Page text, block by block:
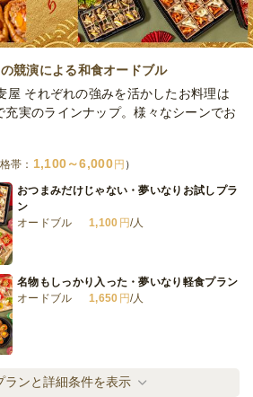
炭酸飲料2本セット
ビール20本セット
競演による和食オードブル
屋 それぞれの強みを活かしたお料理は
充実のラインナップ。様々なシーンでお
帯： 1,100～6,000 円
おつまみだけじゃない・夢いなりお試しプラ
ン
オードブル
1,100 円/人
名物もしっかり入った・夢いなり軽食プラン
オードブル
1,650 円/人
天婦羅に蕎麦までご用意・夢いなり味わいプ
ラン
ランと詳細条件を表示